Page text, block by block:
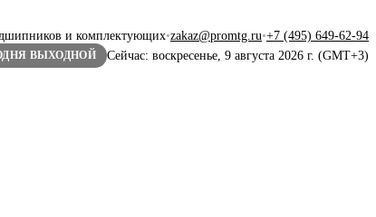
и комплектующих•zakaz@promtg.ru•+7 (495) 649-62-94
ВЫХОДНОЙ Сейчас: воскресенье, 9 августа 2026 г. (GMT+3)